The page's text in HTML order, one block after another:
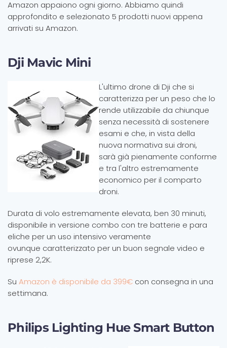
Amazon appaiono ogni giorno. Abbiamo quindi
approfondito e selezionato 5 prodotti nuovi appena
arrivati su Amazon.
Dji Mavic Mini
L'ultimo drone di Dji che si
caratterizza per un peso che lo
rende utilizzabile da chiunque
senza necessità di sostenere
esami e che, in vista della
nuova normativa sui droni,
sarà già pienamente conforme
e tra l'altro estremamente
economico per il comparto
droni.
Durata di volo estremamente elevata, ben 30 minuti,
disponibile in versione combo con tre batterie e para
eliche per un uso intensivo veramente
ovunque caratterizzato per un buon segnale video e
riprese 2,2K.
Su Amazon è disponibile da 399€ con consegna in una
settimana.
Philips Lighting Hue Smart Button